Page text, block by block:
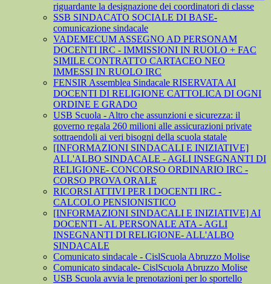
riguardante la designazione dei coordinatori di classe
SSB SINDACATO SOCIALE DI BASE-
comunicazione sindacale
VADEMECUM ASSEGNO AD PERSONAM
DOCENTI IRC - IMMISSIONI IN RUOLO + FAC
SIMILE CONTRATTO CARTACEO NEO
IMMESSI IN RUOLO IRC
FENSIR Assemblea Sindacale RISERVATA AI
DOCENTI DI RELIGIONE CATTOLICA DI OGNI
ORDINE E GRADO
USB Scuola - Altro che assunzioni e sicurezza: il
governo regala 260 milioni alle assicurazioni private
sottraendoli ai veri bisogni della scuola statale
[INFORMAZIONI SINDACALI E INIZIATIVE]
ALL'ALBO SINDACALE - AGLI INSEGNANTI DI
RELIGIONE- CONCORSO ORDINARIO IRC -
CORSO PROVA ORALE
RICORSI ATTIVI PER I DOCENTI IRC -
CALCOLO PENSIONISTICO
[INFORMAZIONI SINDACALI E INIZIATIVE] AI
DOCENTI - AL PERSONALE ATA - AGLI
INSEGNANTI DI RELIGIONE- ALL'ALBO
SINDACALE
Comunicato sindacale - CislScuola Abruzzo Molise
Comunicato sindacale- CislScuola Abruzzo Molise
USB Scuola avvia le prenotazioni per lo sportello